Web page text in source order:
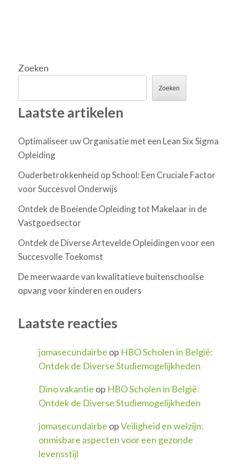
Zoeken
Zoeken
Laatste artikelen
Optimaliseer uw Organisatie met een Lean Six Sigma
Opleiding
Ouderbetrokkenheid op School: Een Cruciale Factor
voor Succesvol Onderwijs
Ontdek de Boeiende Opleiding tot Makelaar in de
Vastgoedsector
Ontdek de Diverse Artevelde Opleidingen voor een
Succesvolle Toekomst
De meerwaarde van kwalitatieve buitenschoolse
opvang voor kinderen en ouders
Laatste reacties
jomasecundairbe op HBO Scholen in België:
Ontdek de Diverse Studiemogelijkheden
Dino vakantie op HBO Scholen in België:
Ontdek de Diverse Studiemogelijkheden
jomasecundairbe opVeiligheid en welzijn:
onmisbare aspecten voor een gezonde
levensstijl